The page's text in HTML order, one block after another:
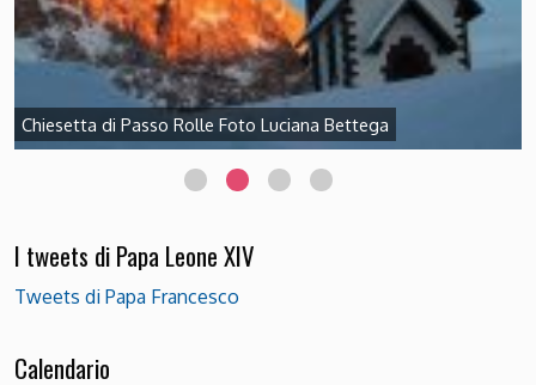
Chiesetta di Passo Rolle Foto Luciana Bettega
I tweets di Papa Leone XIV
Tweets di Papa Francesco
Calendario